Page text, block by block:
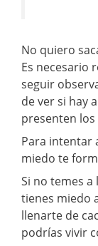
No quiero
Es necesario
seguir
de ver si hay
presenten los
Para intentar
miedo te
Si no temes
tienes miedo
llenarte de
podrías vivir